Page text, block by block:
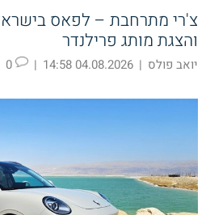
והצגת מותג פרילנדר
יואב פולס |
04.08.2026 14:58
|